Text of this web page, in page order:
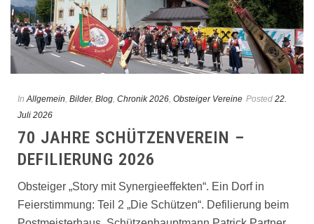
In Allgemein Bilder, Blog Chronik 2026 Obsteiger Vereine Posted 22.
Juli 2026
70 JAHRE SCHÜTZENVEREIN –
DEFILIERUNG 2026
Obsteiger „Story mit Synergieeffekten“. Ein Dorf in
Feierstimmung: Teil 2 „Die Schützen“. Defilierung beim